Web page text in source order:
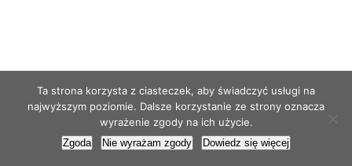
Ta strona korzysta z ciasteczek, aby świadczyć usługi na
najwyższym poziomie. Dalsze korzystanie ze strony oznacza
wyrażenie zgody na ich użycie.
Zgoda Nie wyrażam zgody Dowiedz się więcej